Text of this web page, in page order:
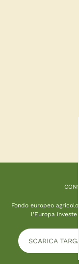
Fondo europeo
l’Europa
SCARICA